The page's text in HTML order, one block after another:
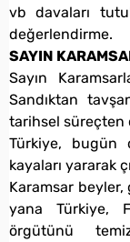
vb davaları
değerlendirme.
SAYIN
Sayın
Sandıktan
tarihsel süreçten
Türkiye, bugün
kayaları yararak
Karamsar
yana Türkiye,
örgütünü